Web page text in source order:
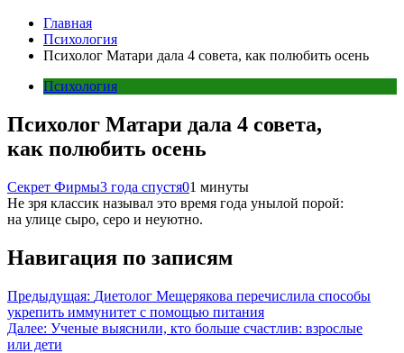
Главная
Психология
Психолог Матари дала 4 совета, как полюбить осень
Психология
Психолог Матари дала 4 совета,
как полюбить осень
Секрет Фирмы3 года спустя01 минуты
Не зря классик называл это время года унылой порой:
на улице сыро, серо и неуютно.
Навигация по записям
Предыдущая: Диетолог Мещерякова перечислила способы
укрепить иммунитет с помощью питания
Далее: Ученые выяснили, кто больше счастлив: взрослые
или дети